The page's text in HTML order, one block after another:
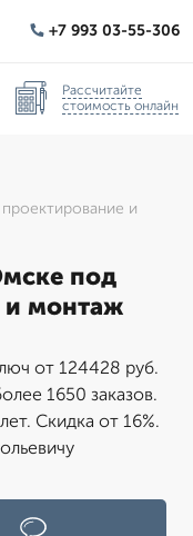
+7 993 03-55-306
Рассчитайте
стоимость онлайн
и
под
и монтаж
от 124428 руб.
1650 заказов.
Скидка от 16%.